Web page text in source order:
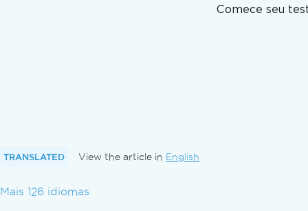
Região OCR de uma imagem
Destaque textos como imagens
Depuração
Comece seu
TRANSLATED View the article in English
Mais 126 idiomas